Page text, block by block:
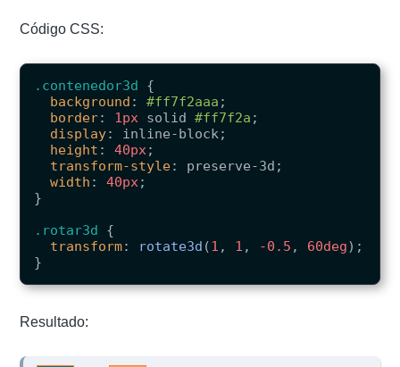
Código CSS:
.contenedor3d
{
background : #ff7f2aaa ;
border: 1px solid #ff7f2a ;
display: inline-block;
height : 40px;
transform-style: preserve-3d ;
width : 40px;
}
.rotar3d
{
transform: rotate3d (1 , 1 , -0.5 , 60deg);
}
Resultado: